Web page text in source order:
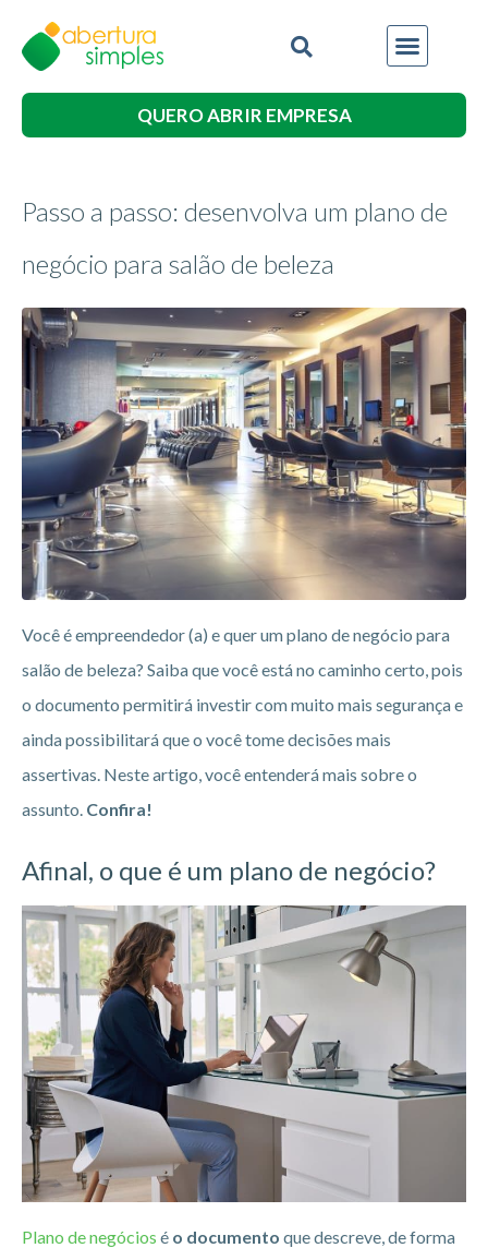
QUERO ABRIR EMPRESA
Passo a passo: desenvolva um plano de
negócio para salão de beleza
Você é empreendedor (a) e quer um plano de negócio para
salão de beleza? Saiba que você está no caminho certo, pois
o documento permitirá investir com muito mais segurança e
ainda possibilitará que o você tome decisões mais
assertivas. Neste artigo, você entenderá mais sobre o
assunto. Confira!
Afinal, o que é um plano de negócio?
Plano de negócios é o documento que descreve, de forma